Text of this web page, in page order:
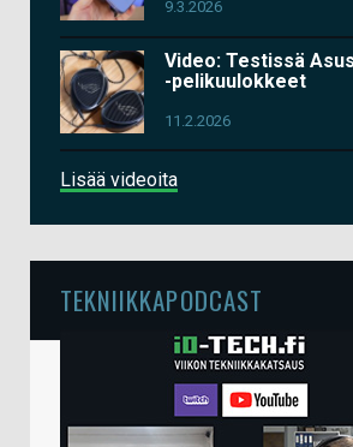
9.3.2026
Video: Testissä
-pelikuulokkeet
11.2.2026
Lisää videoita
TEKNIIKKAPODCAST